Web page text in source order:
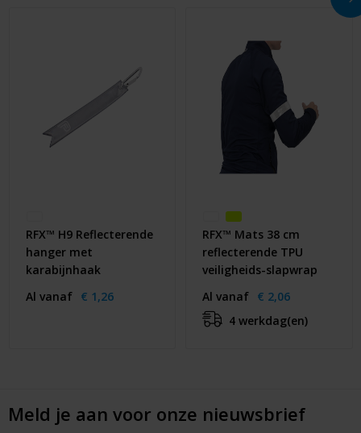
RFX™ H9 Reflecterende
hanger met
karabijnhaak
Al vanaf € 1,26
RFX™ Mats 38 cm
reflecterende TPU
veiligheids-slapwrap
Al vanaf € 2,06
4 werkdag(en)
Meld je aan voor onze nieuwsbrief